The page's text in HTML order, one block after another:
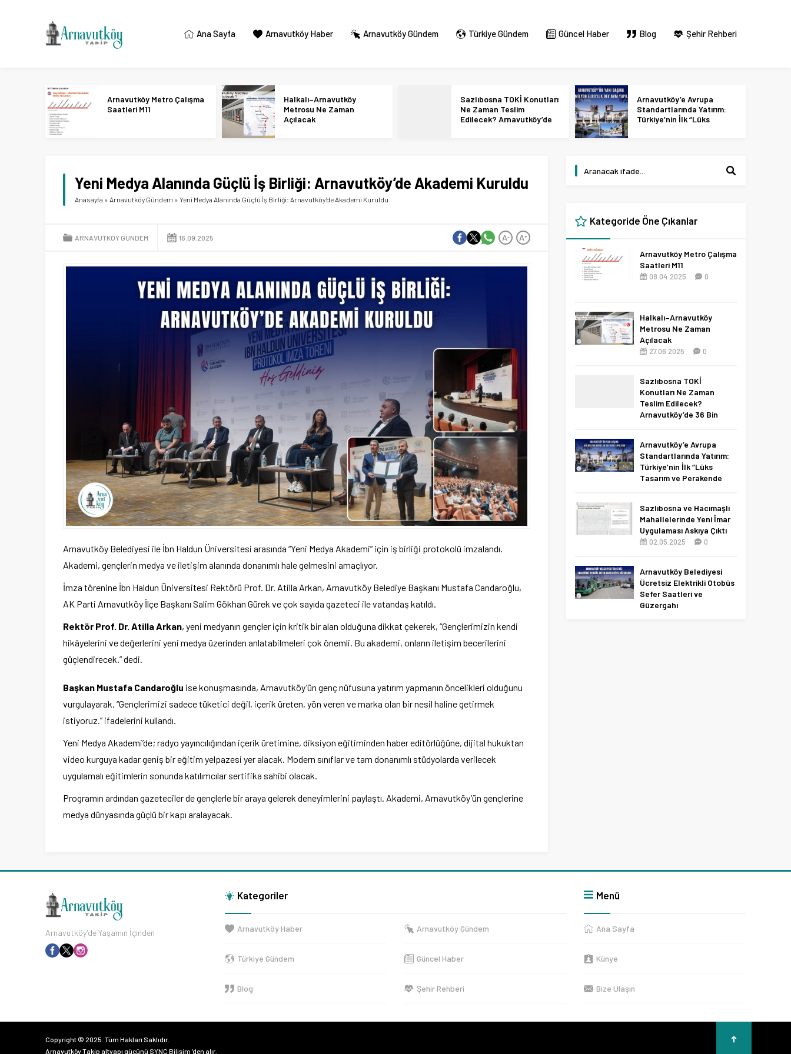
Ana Sayfa Arnavutköy Haber Arnavutköy Gündem Türkiye Gündem Güncel Haber Blog Şehir Rehberi
Arnavutköy Metro Çalışma
Saatleri M11
Halkalı–Arnavutköy
Metrosu Ne Zaman
Açılacak
Sazlıbosna TOKİ Konutları
Ne Zaman Teslim
Edilecek? Arnavutköy’de
Arnavutköy’e Avrupa
Standartlarında Yatırım:
Türkiye’nin İlk “Lüks
Yeni Medya Alanında Güçlü İş Birliği: Arnavutköy’de Akademi Kuruldu
Anasayfa » Arnavutköy Gündem » Yeni Medya Alanında Güçlü İş Birliği: Arnavutköy’de Akademi Kuruldu
ARNAVUTKÖY GÜNDEM 16.09.2025 A+
A-
Arnavutköy Belediyesi ile İbn Haldun Üniversitesi arasında “Yeni Medya Akademi” için iş birliği protokolü imzalandı.
Akademi, gençlerin medya ve iletişim alanında donanımlı hale gelmesini amaçlıyor.
İmza törenine İbn Haldun Üniversitesi Rektörü Prof. Dr. Atilla Arkan, Arnavutköy Belediye Başkanı Mustafa Candaroğlu,
AK Parti Arnavutköy İlçe Başkanı Salim Gökhan Gürek ve çok sayıda gazeteci ile vatandaş katıldı.
Rektör Prof. Dr. Atilla Arkan, yeni medyanın gençler için kritik bir alan olduğuna dikkat çekerek, “Gençlerimizin kendi
hikâyelerini ve değerlerini yeni medya üzerinden anlatabilmeleri çok önemli. Bu akademi, onların iletişim becerilerini
güçlendirecek.” dedi.
Başkan Mustafa Candaroğlu ise konuşmasında, Arnavutköy’ün genç nüfusuna yatırım yapmanın öncelikleri olduğunu
vurgulayarak, “Gençlerimizi sadece tüketici değil, içerik üreten, yön veren ve marka olan bir nesil haline getirmek
istiyoruz.” ifadelerini kullandı.
Yeni Medya Akademi’de; radyo yayıncılığından içerik üretimine, diksiyon eğitiminden haber editörlüğüne, dijital hukuktan
video kurguya kadar geniş bir eğitim yelpazesi yer alacak. Modern sınıflar ve tam donanımlı stüdyolarda verilecek
uygulamalı eğitimlerin sonunda katılımcılar sertifika sahibi olacak.
Programın ardından gazeteciler de gençlerle bir araya gelerek deneyimlerini paylaştı. Akademi, Arnavutköy’ün gençlerine
medya dünyasında güçlü bir kapı aralayacak.
Kategoride Öne Çıkanlar
Arnavutköy Metro Çalışma
Saatleri M11
08.04.2025 0
Halkalı–Arnavutköy
Metrosu Ne Zaman
Açılacak
27.06.2025 0
Sazlıbosna TOKİ
Konutları Ne Zaman
Teslim Edilecek?
Arnavutköy’de 36 Bin
11.04.2026 0
Arnavutköy’e Avrupa
Standartlarında Yatırım:
Türkiye’nin İlk “Lüks
Tasarım ve Perakende
Sazlıbosna ve Hacımaşlı
Mahallelerinde Yeni İmar
Uygulaması Askıya Çıktı
02.05.2025 0
Arnavutköy Belediyesi
Ücretsiz Elektrikli Otobüs
Sefer Saatleri ve
Güzergahı
Arnavutköy'de Yaşamın İçinden
Kategoriler
Arnavutköy Haber Arnavutköy Gündem
Türkiye Gündem Güncel Haber
Blog Şehir Rehberi
Menü
Ana Sayfa
Künye
Bize Ulaşın
Copyright © 2025. Tüm Hakları Saklıdır.
Arnavutköy Takip altyapı gücünü SYNC Bilişim 'den alır.